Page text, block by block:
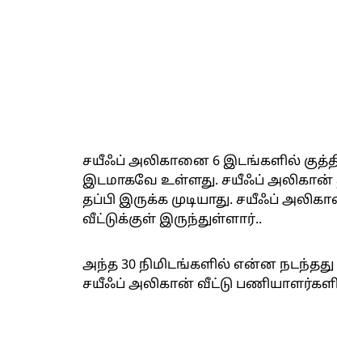
சயீஃப் அலிகானை 6 இடங்களில்
இடமாகவே உள்ளது. சயீஃப் அலிகான்
தப்பி இருக்க முடியாது. சயீஃப்
வீட்டுக்குள் இருந்துள்ளார்..
அந்த 30 நிமிடங்களில் என்ன
சயீஃப் அலிகான் வீட்டு